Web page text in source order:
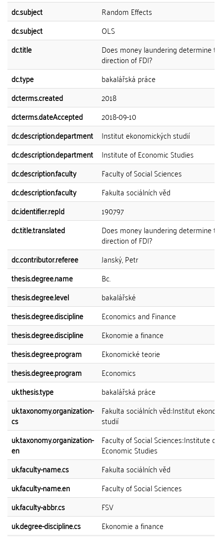
dc.subject
Random Effects
dc.subject
OLS
dc.title
Does money laundering determine
direction of FDI?
dc.type
bakalářská práce
dcterms.created
2018
dcterms.dateAccepted
2018-09-10
dc.description.department
Institut ekonomických studií
dc.description.department
Institute of Economic Studies
dc.description.faculty
Faculty of Social Sciences
dc.description.faculty
Fakulta sociálních věd
dc.identifier.repId
190797
dc.title.translated
Does money laundering determine
direction of FDI?
dc.contributor.referee
Janský, Petr
thesis.degree.name
Bc.
thesis.degree.level
bakalářské
thesis.degree.discipline
Economics and Finance
thesis.degree.discipline
Ekonomie a finance
thesis.degree.program
Ekonomické teorie
thesis.degree.program
Economics
uk.thesis.type
bakalářská práce
uk.taxonomy.organization-
cs
Fakulta sociálních věd::Institut
studií
uk.taxonomy.organization-
en
Faculty of Social Sciences::Institute of
Economic Studies
uk.faculty-name.cs
Fakulta sociálních věd
uk.faculty-name.en
Faculty of Social Sciences
uk.faculty-abbr.cs
FSV
uk.degree-discipline.cs
Ekonomie a finance